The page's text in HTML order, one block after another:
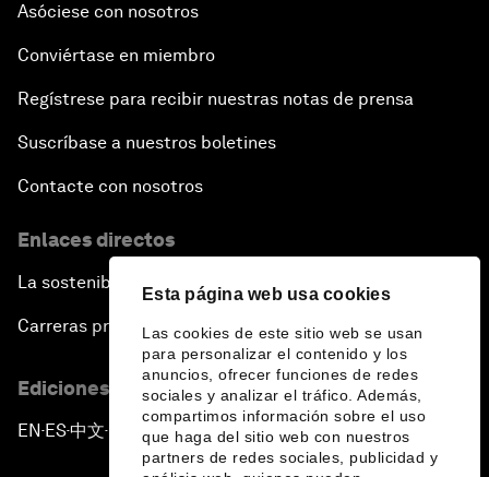
Esta página web usa cookies
Las cookies de este sitio web se usan
para personalizar el contenido y los
anuncios, ofrecer funciones de redes
sociales y analizar el tráfico. Además,
compartimos información sobre el uso
que haga del sitio web con nuestros
partners de redes sociales, publicidad y
Asóciese con nosotros
Conviértase en miembro
Regístrese para recibir nuestras notas de prensa
Suscríbase a nuestros boletines
Contacte con nosotros
Enlaces directos
La sostenibilidad en el Foro
Carreras profesionales
Ediciones en otros idiomas
EN ▪ ES▪中文▪ 日本語